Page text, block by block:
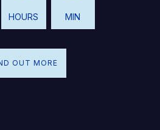
HOURS MIN
OUT MORE